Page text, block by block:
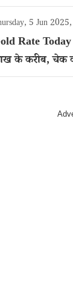
का रेट
5 Jun
Rate
के करीब, चेक
रेट